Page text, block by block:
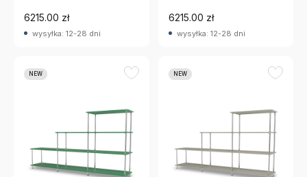
6215.00 zł
wysyłka: 12-28 dni
6215.00 zł
wysyłka: 12-28 dni
NEW NEW